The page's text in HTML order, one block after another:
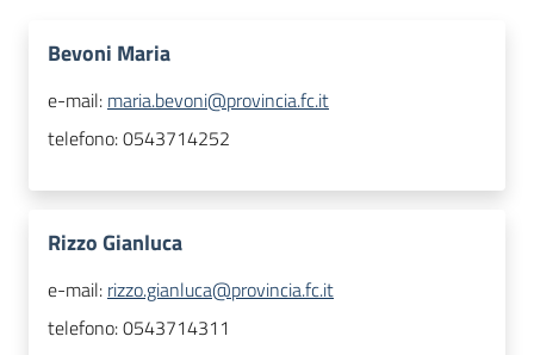
Bevoni Maria
e-mail: maria.bevoni@provincia.fc.it
telefono:0543714252
Rizzo Gianluca
e-mail: rizzo.gianluca@provincia.fc.it
telefono:0543714311